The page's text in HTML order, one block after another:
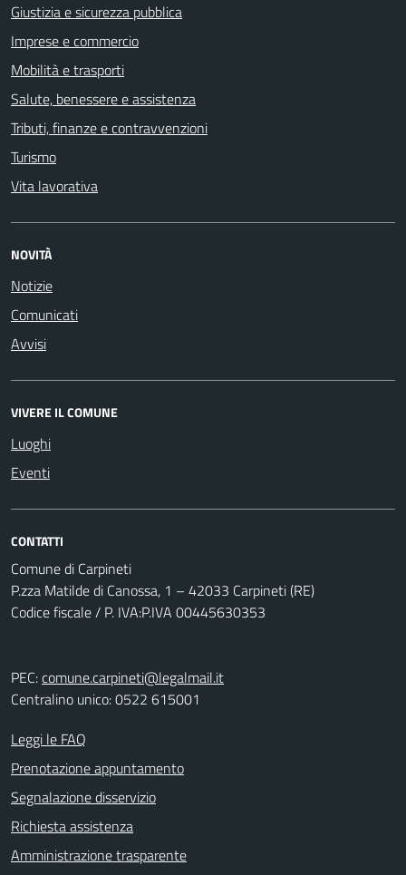
Giustizia e sicurezza pubblica
Imprese e commercio
Mobilità e trasporti
Salute, benessere e assistenza
Tributi, finanze e contravvenzioni
Turismo
Vita lavorativa
NOVITÀ
Notizie
Comunicati
Avvisi
VIVERE IL COMUNE
Luoghi
Eventi
CONTATTI
Comune di Carpineti
P.zza Matilde di Canossa, 1 – 42033 Carpineti (RE)
Codice fiscale / P. IVA:P.IVA 00445630353
PEC:comune.carpineti@legalmail.it
Centralino unico: 0522 615001
Leggi le FAQ
Prenotazione appuntamento
Segnalazione disservizio
Richiesta assistenza
Amministrazione trasparente